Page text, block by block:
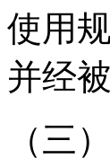
使用
并经
（三